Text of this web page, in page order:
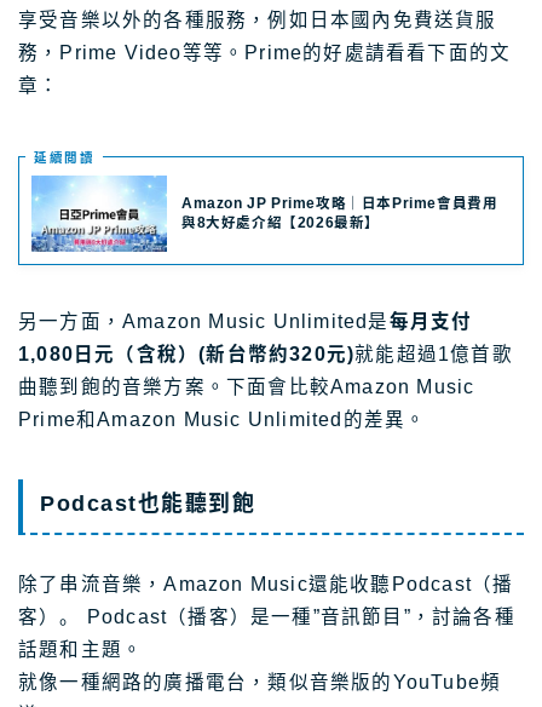
享受音樂以外的各種服務，例如日本國內免費送貨服
務，Prime Video等等。Prime的好處請看看下面的文
章：
延續閲讀
Amazon JP Prime攻略｜日本Prime會員費用
與8大好處介紹【2026最新】
另一方面，Amazon Music Unlimited是每月支付
1,080日元（含稅）(新台幣約320元)就能超過1億首歌
曲聽到飽的音樂方案。下面會比較Amazon Music
Prime和Amazon Music Unlimited的差異。
Podcast也能聽到飽
除了串流音樂，Amazon Music還能收聽Podcast（播
客）。 Podcast（播客）是一種”音訊節目”，討論各種
話題和主題。
就像一種網路的廣播電台，類似音樂版的YouTube頻